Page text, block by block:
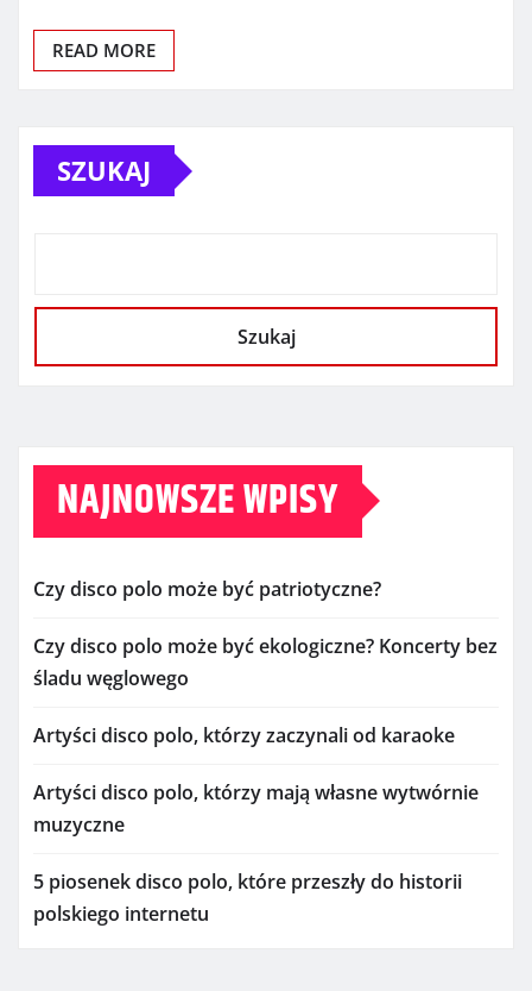
READ MORE
SZUKAJ
Szukaj
NAJNOWSZE WPISY
Czy disco polo może być patriotyczne?
Czy disco polo może być ekologiczne? Koncerty bez
śladu węglowego
Artyści disco polo, którzy zaczynali od karaoke
Artyści disco polo, którzy mają własne wytwórnie
muzyczne
5 piosenek disco polo, które przeszły do historii
polskiego internetu